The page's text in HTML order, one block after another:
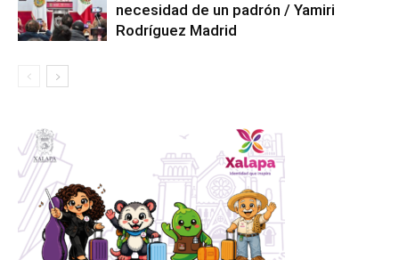
necesidad de un padrón / Yamiri
Rodríguez Madrid